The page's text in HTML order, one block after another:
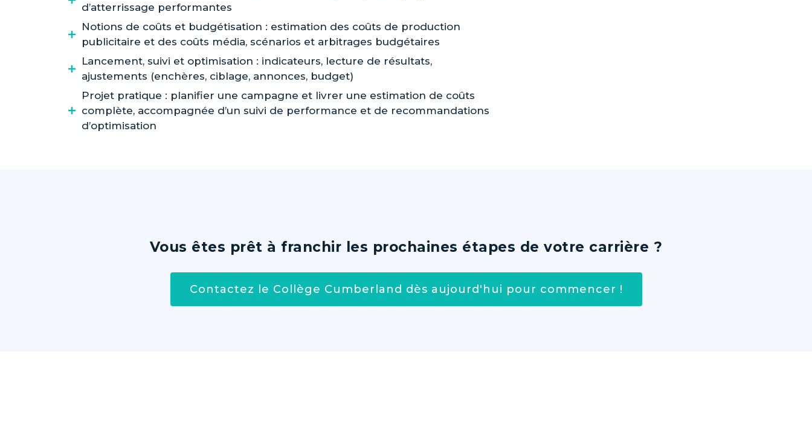
d’atterrissage performantes
Notions de coûts et budgétisation : estimation des coûts de production
publicitaire et des coûts média, scénarios et arbitrages budgétaires
Lancement, suivi et optimisation : indicateurs, lecture de résultats,
ajustements (enchères, ciblage, annonces, budget)
Projet pratique : planifier une campagne et livrer une estimation de coûts
complète, accompagnée d’un suivi de performance et de recommandations
d’optimisation
Vous êtes prêt à franchir les prochaines étapes de votre carrière ?
Contactez le Collège Cumberland dès aujourd'hui pour commencer !